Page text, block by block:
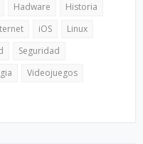
Hadware
Historia
iOS
Linux
Seguridad
Videojuegos